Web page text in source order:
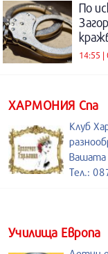
По
14:55 |
ХАРМОНИЯ Спа
Клуб
Вашата
Тел.:
Училища Европа